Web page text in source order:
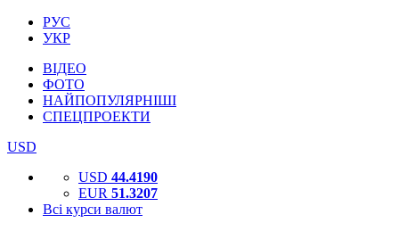
РУС
УКР
ВІДЕО
ФОТО
НАЙПОПУЛЯРНІШІ
СПЕЦПРОЕКТИ
USD
USD 44.4190
EUR 51.3207
Всі курси валют